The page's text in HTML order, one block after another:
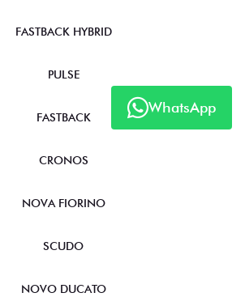
WhatsApp
FASTBACK HYBRID
PULSE
FASTBACK
CRONOS
NOVA FIORINO
SCUDO
NOVO DUCATO